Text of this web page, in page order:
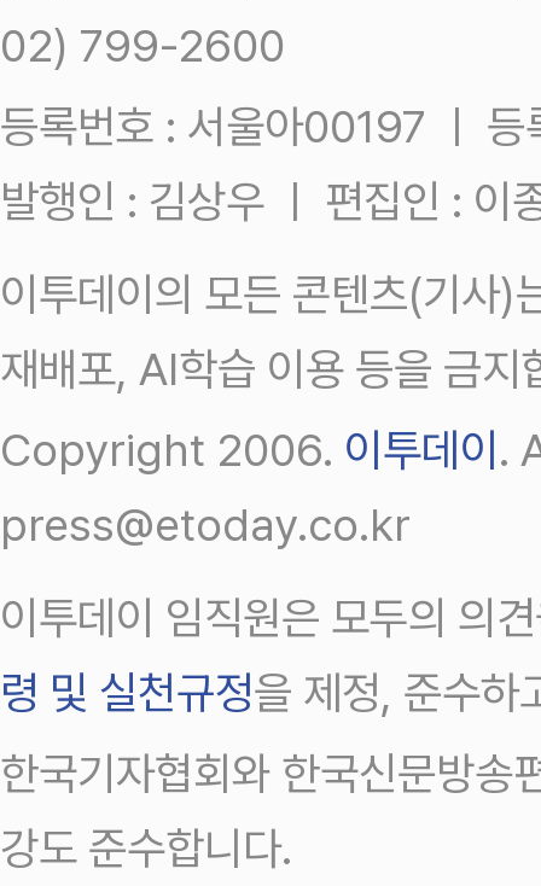
02) 799-2600
등록번호 : 서울아00197 ㅣ
발행인 : 김상우 ㅣ 편집인 : 이
이투데이의 모든 콘텐츠(기사)
재배포, AI학습 이용 등을 금지
Copyright 2006. 이투데이 .
press@etoday.co.kr
이투데이 임직원은 모두의 의
령 및 실천규정을 제정, 준수하
한국기자협회와 한국신문방송
강도 준수합니다.